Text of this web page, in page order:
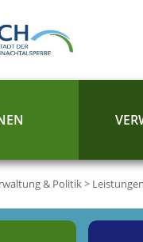
& Politik>